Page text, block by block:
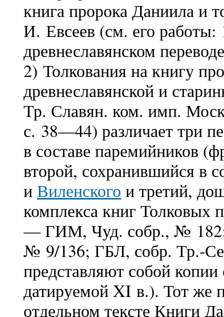
книга пророка Даниила и
И. Евсеев (см. его
древнеславянском
2) Толкования на книгу
древнеславянской и
Тр. Славян. ком. имп.
с. 38—44) различает три
в составе паремийников
второй, сохранившийся в
и Виленского и третий,
комплекса книг Толковых
— ГИМ, Чуд. собр., №
№ 9/136; ГБЛ, собр. Тр.-
представляют собой
датируемой XI в.). Тот же
отдельном тексте Книги